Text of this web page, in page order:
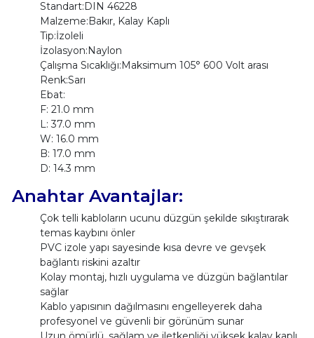
Standart:DIN 46228
Malzeme:Bakır, Kalay Kaplı
Tip:İzoleli
İzolasyon:Naylon
Çalışma Sıcaklığı:Maksimum 105° 600 Volt arası
Renk:Sarı
Ebat:
F: 21.0 mm
L: 37.0 mm
W: 16.0 mm
B: 17.0 mm
D: 14.3 mm
Anahtar Avantajlar:
Çok telli kabloların ucunu düzgün şekilde sıkıştırarak
temas kaybını önler
PVC izole yapı sayesinde kısa devre ve gevşek
bağlantı riskini azaltır
Kolay montaj, hızlı uygulama ve düzgün bağlantılar
sağlar
Kablo yapısının dağılmasını engelleyerek daha
profesyonel ve güvenli bir görünüm sunar